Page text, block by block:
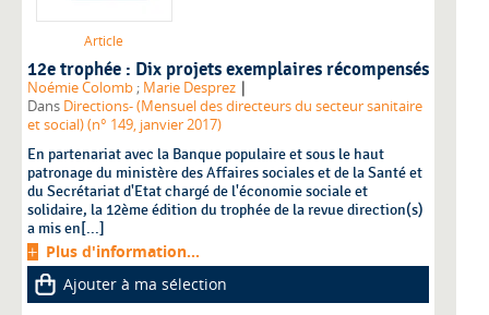
Article
12e trophée : Dix projets exemplaires récompensés
Noémie Colomb ; Marie Desprez |
Dans Directions- (Mensuel des directeurs du secteur sanitaire
et social) (n° 149, janvier 2017)
En partenariat avec la Banque populaire et sous le haut
patronage du ministère des Affaires sociales et de la Santé et
du Secrétariat d'Etat chargé de l'économie sociale et
solidaire, la 12ème édition du trophée de la revue direction(s)
a mis en[...]
Plus d'information...
Ajouter à ma sélection